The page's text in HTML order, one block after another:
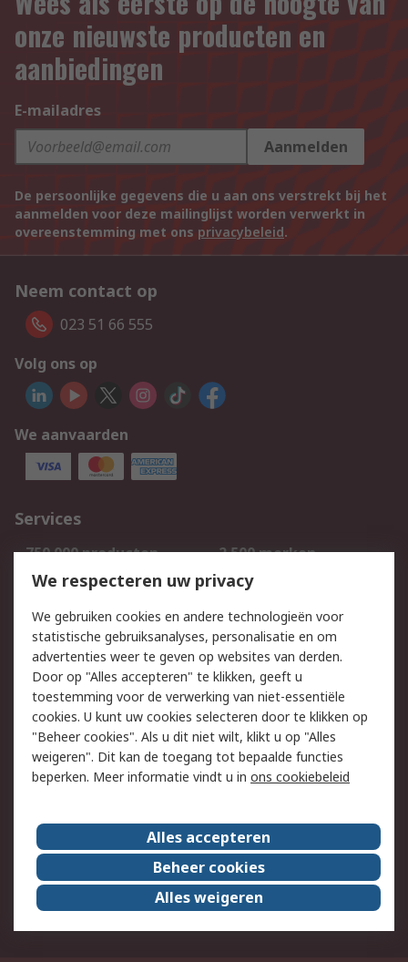
onze nieuwste producten en
aanbiedingen
E-mailadres
Aanmelden
De persoonlijke gegevens die u aan ons verstrekt bij het
aanmelden voor deze mailinglijst worden verwerkt in
overeenstemming met ons privacybeleid.
Neem contact op
023 51 66 555
Volg ons op
We aanvaarden
Services
750.000 producten
2.500 merken
Bestellen
Inkoopoplossingen
Track & Trace
Wettelijk
Cookiebeleid
Email veiligheid
Privacybeleid
Websitevoorwaarden
Algemene
verkoopvoorwaarden
Over RS
RS Group
Over ons
RS wereldwijd
Werken bij RS
ESG
We respecteren uw privacy
We gebruiken cookies en andere technologieën voor
statistische gebruiksanalyses, personalisatie en om
advertenties weer te geven op websites van derden.
Door op "Alles accepteren" te klikken, geeft u
toestemming voor de verwerking van niet-essentiële
cookies. U kunt uw cookies selecteren door te klikken op
"Beheer cookies". Als u dit niet wilt, klikt u op "Alles
weigeren". Dit kan de toegang tot bepaalde functies
beperken. Meer informatie vindt u in ons cookiebeleid
Alles accepteren
Beheer cookies
Alles weigeren